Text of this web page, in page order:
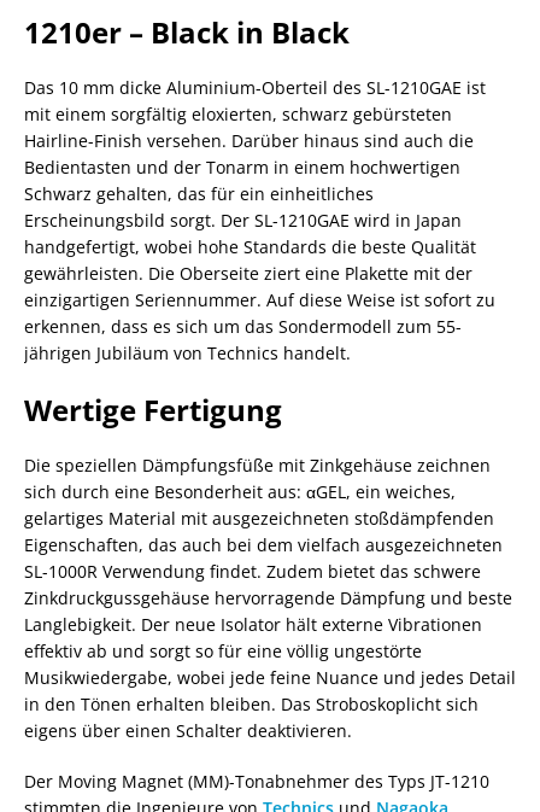
1210er – Black in Black
Das 10 mm dicke Aluminium-Oberteil des SL-1210GAE ist
mit einem sorgfältig eloxierten, schwarz gebürsteten
Hairline-Finish versehen. Darüber hinaus sind auch die
Bedientasten und der Tonarm in einem hochwertigen
Schwarz gehalten, das für ein einheitliches
Erscheinungsbild sorgt. Der SL-1210GAE wird in Japan
handgefertigt, wobei hohe Standards die beste Qualität
gewährleisten. Die Oberseite ziert eine Plakette mit der
einzigartigen Seriennummer. Auf diese Weise ist sofort zu
erkennen, dass es sich um das Sondermodell zum 55-
jährigen Jubiläum von Technics handelt.
Wertige Fertigung
Die speziellen Dämpfungsfüße mit Zinkgehäuse zeichnen
sich durch eine Besonderheit aus: αGEL, ein weiches,
gelartiges Material mit ausgezeichneten stoßdämpfenden
Eigenschaften, das auch bei dem vielfach ausgezeichneten
SL-1000R Verwendung findet. Zudem bietet das schwere
Zinkdruckgussgehäuse hervorragende Dämpfung und beste
Langlebigkeit. Der neue Isolator hält externe Vibrationen
effektiv ab und sorgt so für eine völlig ungestörte
Musikwiedergabe, wobei jede feine Nuance und jedes Detail
in den Tönen erhalten bleiben. Das Stroboskoplicht sich
eigens über einen Schalter deaktivieren.
Der Moving Magnet (MM)-Tonabnehmer des Typs JT-1210